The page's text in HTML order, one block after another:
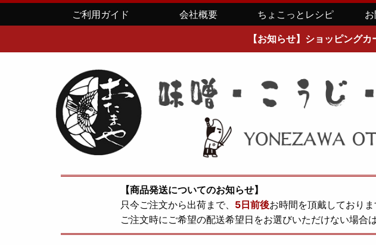
ご利用ガイド 会社概要 ちょこっとレシピ
【お知らせ】ショッピング
【商品発送についてのお知らせ】
只今ご注文から出荷まで、 5日前後お時間を頂戴しておりま
ご注文時にご希望の配送希望日をお選びいただけない場合